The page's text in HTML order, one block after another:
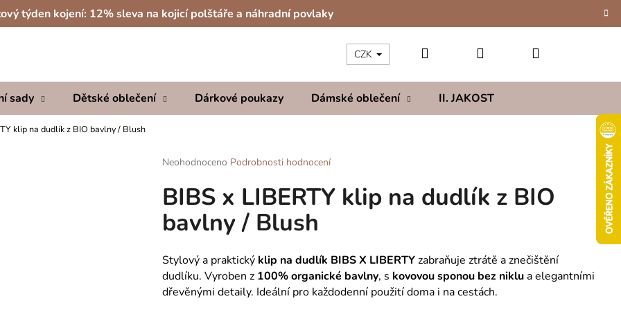
týden kojení: 12% sleva na kojicí polštáře a náhradní povlaky
sady Dětské oblečení Dárkové poukazy Dámské oblečení II. JAKOST
CZK Hledat PřihlášeníNákupní
klip na dudlík z BIO bavlny / Blush
Průměrné
produktu
je
0,0
z
hvězdiček.
Neohodnoceno Podrobnosti hodnocení
BIBS x LIBERTY klip na dudlík z BIO
bavlny / Blush
Stylový a praktický klip na dudlík BIBS X LIBERTYzabraňuje ztrátě a znečištění
dudlíku. Vyroben z 100% organické bavlny, s kovovou sponou bez niklua elegantními
dřevěnými detaily. Ideální pro každodenní použití doma i na cestách.
Co potřebujete najít?